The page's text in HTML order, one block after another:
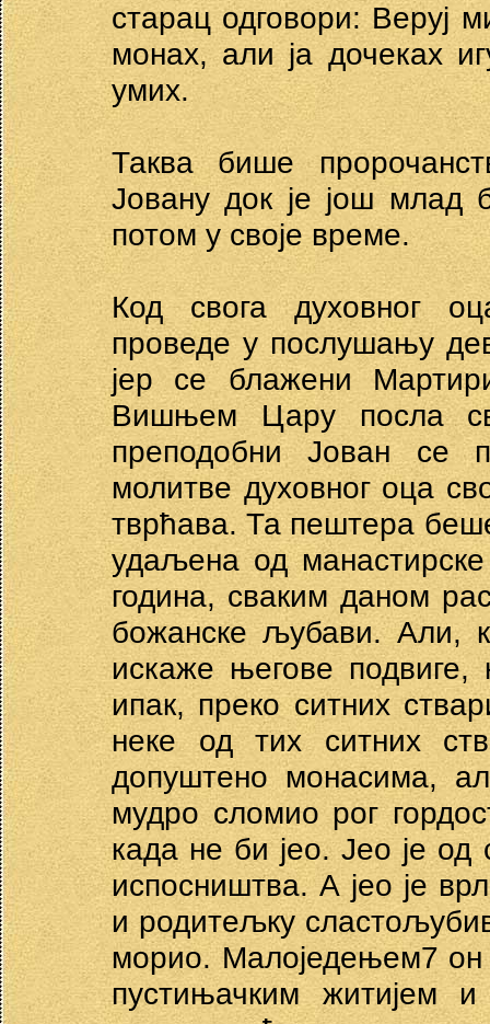
старац одговори: Веруј
монах, али ја дочеках
умих.
Таква бише
Јовану док је још млад
потом у своје време.
Код свога духовног
проведе у послушању
јер се блажени
Вишњем Цару посла
преподобни Јован се
молитве духовног оца
тврћава. Та пештера
удаљена од
година, сваким даном
божанске љубави. Али,
искаже његове
ипак, преко ситних
неке од тих ситних
допуштено монасима,
мудро сломио рог
када не би јео. Јео је од
испосништва. А јео је
и родитељку
морио. Малоједењем7 он
пустињачким житијем